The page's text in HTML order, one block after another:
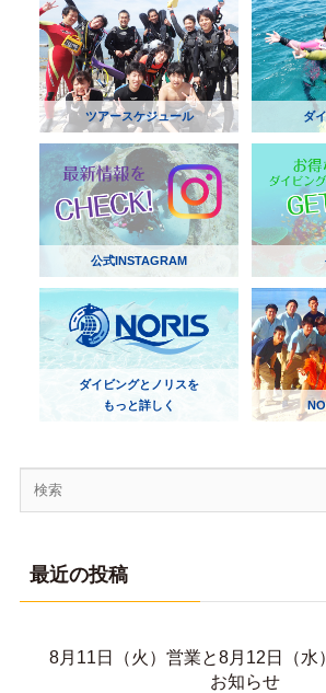
ツアースケジュール ダ
公式INSTAGRAM
ダイビングとノリスを
もっと詳しく
最近の投稿
8月11日（火）営業と8月12日（水
お知らせ